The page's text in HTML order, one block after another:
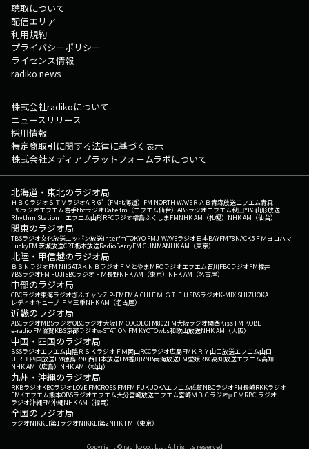
聴取について
配信エリア
利用規約
プライバシーポリシー
ライセンス情報
radiko news
株式会社radikoについて
ニュースリリース
採用情報
特定商取引に関する法律に基づく表示
株式会社メディアプラットフォームラボについて
北海道・東北のラジオ局
ＨＢＣラジオＳＴＶラジオAIR-G'（FM北海道） FM NORTH WAVEＲＡＢ青森放送エフエム青森
IBCラジオエフエム岩手tbcラジオDate fm（エフエム仙台） ABSラジオエフエム秋田YBC山形放送
Rhythm Station エフエム山形RFCラジオ福島ふくしまFMNHK AM（札幌） NHK AM（仙台）
関東のラジオ局
TBSラジオ文化放送ニッポン放送interfmTOKYO FMJ-WAVEラジオ日本BAYFM78NACK5 ＦＭヨコハマ
LuckyFM 茨城放送CRT栃木放送RadioBerryFM GUNMANHK AM（東京）
北陸・甲信越のラジオ局
ＢＳＮラジオFM NIIGATAＫＮＢラジオ ＦＭとやまMROラジオエフエム石川FBCラジオFM福井
YBSラジオFM FUJISBCラジオ ＦＭ長野NHK AM（東京） NHK AM（名古屋）
中部のラジオ局
CBCラジオ東海ラジオぎふチャンZIP-FMFM AICHI ＦＭ ＧＩＦＵ SBSラジオK-MIX SHIZUOKA
レディオキューブ ＦＭ三重NHK AM（名古屋）
近畿のラジオ局
ABCラジオMBSラジオOBCラジオ大阪FM COCOLOFM802FM大阪ラジオ関西Kiss FM KOBE
e-radio FM滋賀KBS京都ラジオα-STATION FM KYOTOwbs和歌山放送NHK AM（大阪）
中国・四国のラジオ局
BSSラジオエフエム山陰ＲＳＫラジオ ＦＭ岡山RCCラジオ広島FM ＫＲＹ山口放送エフエム山口
ＪＲＴ四国放送FM徳島RNC西日本放送FM香川RNB南海放送FM愛媛RKC高知放送エフエム高知
NHK AM（広島） NHK AM（松山）
九州・沖縄のラジオ局
RKBラジオKBCラジオLOVE FMCROSS FMFM FUKUOKAエフエム佐賀NBCラジオFM長崎RKKラジオ
FMKエフエム熊本OBSラジオエフエム大分宮崎放送エフエム宮崎ＭＢＣラジオμＦＭRBCiラジオ
ラジオ沖縄FM沖縄NHK AM（福岡）
全国のラジオ局
ラジオNIKKEI第1ラジオNIKKEI第2NHK FM（東京）
Copyright © radiko co., Ltd. All rights reserved